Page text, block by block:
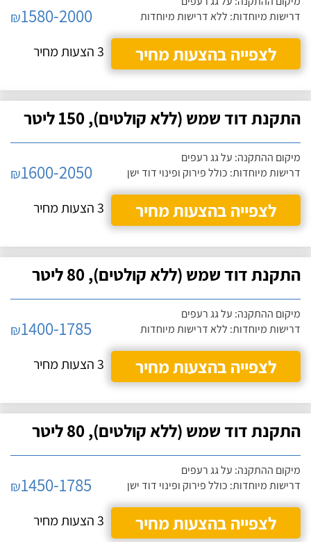
דרישות מיוחדות: ללא דרישות מיוחדות
₪1580-2000
לצפייה בהצעות מחיר
3 הצעות מחיר
התקנת דוד שמש (ללא קולטים), 150 ליטר
מיקום ההתקנה: על גג רעפים
דרישות מיוחדות: כולל פירוק ופינוי דוד ישן
₪1600-2050
לצפייה בהצעות מחיר
3 הצעות מחיר
התקנת דוד שמש (ללא קולטים), 80 ליטר
מיקום ההתקנה: על גג רעפים
דרישות מיוחדות: ללא דרישות מיוחדות
₪1400-1785
לצפייה בהצעות מחיר
3 הצעות מחיר
התקנת דוד שמש (ללא קולטים), 80 ליטר
מיקום ההתקנה: על גג רעפים
דרישות מיוחדות: כולל פירוק ופינוי דוד ישן
₪1450-1785
לצפייה בהצעות מחיר
3 הצעות מחיר